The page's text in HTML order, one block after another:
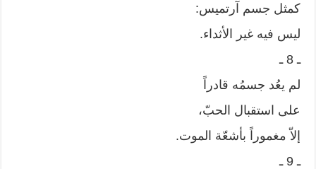
كمثل جسم آرتميس:
ليس فيه غير الأثداء.
ـ 8 ـ
لم يعُد جسمُه قادراً
على استقبال الحبّ،
إلاّ مغموراً بأشعّة الموت.
ـ 9 ـ